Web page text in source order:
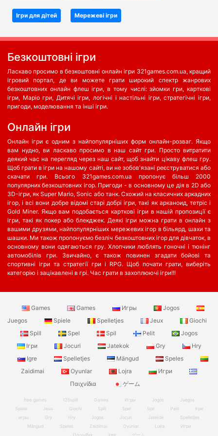
Ігри для дітей Мережеві ігри
Безкоштовні ігри
Ласкаво просимо в безкоштовні онлайн ігри 321games.com.ua, кращий
ігровий портал, де ви можете грати широкий спектр жанрових
безкоштовних онлайн флеш ігри, в тому числі: зйомки гри, карткові
ігри, Маріо гри, Дитячі ігри, логічні і настільні ігри, стратегічні ігри,
пригоди, моделювання та інші ігри.
Oнлайн ігри
Онлайн ігри є одним з найпопулярніших форм онлайн-розваг. Якщо
вам нудно, ви ласкаво просимо в наш сайт гри. Просто витратити
деякий час на перегляд через наш сайт, щоб знайти цікаву флеш гру.
Щоб грати в ігри на нашому сайті, ви не зобов'язані реєструватися або
скачати гри. Всього 321games.com.ua пропонує більш 2000
популярних безкоштовних ігор. Пригоди - в основному це дія в 2D або
3D-ігри, як Super Mario, Sonic або танк. Схожий на класичних аркадних
ігор, і всі вони добре відомі старі добрі ігри, такі як арканоид, тетріс і
Gold Miner. Якщо вам подобається карткові ігри в нашій пропозиції є
ігри, такі як покер або блекджек. Деякі ігри можна грати в онлайн з
вашими друзями, найпопулярніших мережевих ігор в більярд, шахи та
шашки. Ми також пропонуємо безліч безкоштовних ігор для дівчаток, в
основному вони одягаються гру. Хлопчики люблять гоночні і тюнінг
автомобілів гри. Звичайно, є також повинен згадати бойові та
спортивні ігри та стратегії гри і RPG. Щоб почати грати, виберіть
категорію і зацікавлені в грі. Час грати в захоплюючі ігри!!!
Games Games Игры
Jogos
Juegos
Spiele Spelletjes Jeux
Giochi
Spill
Spel Spil Pelit
Jogos
Ігри
Jocuri Jatekok Gry
Hry
Igre
Spelletjes Mängud
Speles
Zaidimai
Oyunlar Lojra
Игри
Παιχνίδια
ゲーム
free games 123spill Games Игры Jogos
Juegos
Spiele
Jeux Giochi Spill Spel Spil Pelit
Ігри
игры
Gry Hry Jogos Jocuri Jatekok
Spelletjes
Mängud
Speles Zaidimai Oyunlar Lojra
Игри
Παιχνίδια
Igre ゲーム